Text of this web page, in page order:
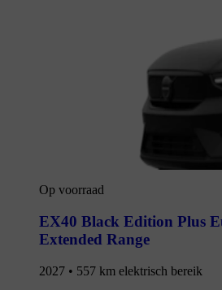
Op voorraad
EX40 Black Edition Plus
Extended Range
2027 • 557 km elektrisch bereik